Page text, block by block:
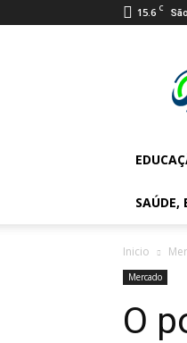
15.6 C
SAÚDE,
Inicio
Mercado
O